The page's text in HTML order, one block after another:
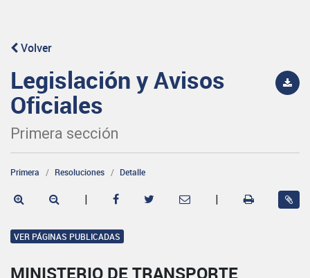
Volver
Legislación y Avisos
Oficiales
Primera sección
Primera Resoluciones Detalle
| |
VER PÁGINAS PUBLICADAS
MINISTERIO DE TRANSPORTE